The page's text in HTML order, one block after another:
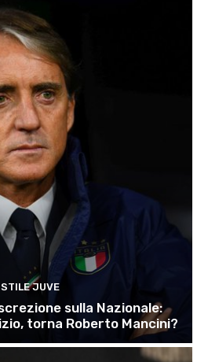
STILE JUVE
sulla Nazionale:
torna Roberto Mancini?